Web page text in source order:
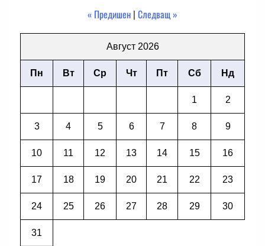
« Предишен | Следващ »
Август 2026
Пн Вт Ср Чт Пт Сб Нд
1 2
3 4 5 6 7 8 9
10 11 12 13 14 15 16
17 18 19 20 21 22 23
24 25 26 27 28 29 30
31